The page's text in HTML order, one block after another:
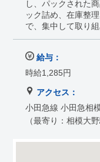
し、パックされた
ック詰め、在庫整
で、集中して取り
給与：
時給1,285円
アクセス：
小田急線 小田急相
（最寄り：相模大